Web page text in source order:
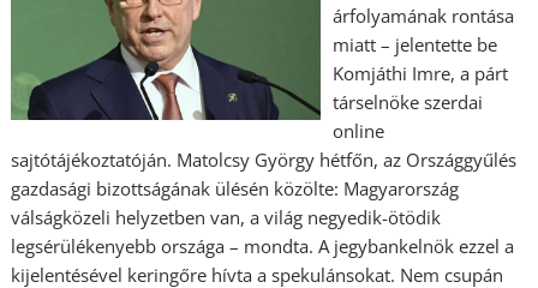
árfolyamának rontása
miatt – jelentette be
Komjáthi Imre, a párt
társelnöke szerdai
online
sajtótájékoztatóján. Matolcsy György hétfőn, az Országgyűlés
gazdasági bizottságának ülésén közölte: Magyarország
válságközeli helyzetben van, a világ negyedik-ötödik
legsérülékenyebb országa – mondta. A jegybankelnök ezzel a
kijelentésével keringőre hívta a spekulánsokat. Nem csupán